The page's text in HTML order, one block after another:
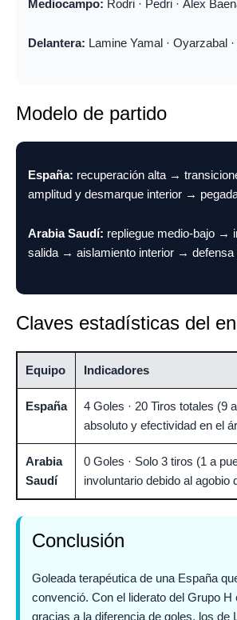
Mediocampo: Rodri · Pedri · Álex
Delantera: Lamine Yamal · Oyarzabal
Modelo de partido
España: recuperación alta →
amplitud y desmarque interior →
Arabia Saudí: repliegue medio-bajo →
salida → aislamiento interior → defensa
Claves estadísticas del
Equipo Indicadores
España
4 Goles · 20 Tiros totales (9
absoluto y efectividad en el
Arabia
Saudí
0 Goles · Solo 3 tiros (1 a
involuntario debido al agobio
Conclusión
Goleada terapéutica de una España
convenció. Con el liderato del Grupo H
gracias a la diferencia de goles, los de